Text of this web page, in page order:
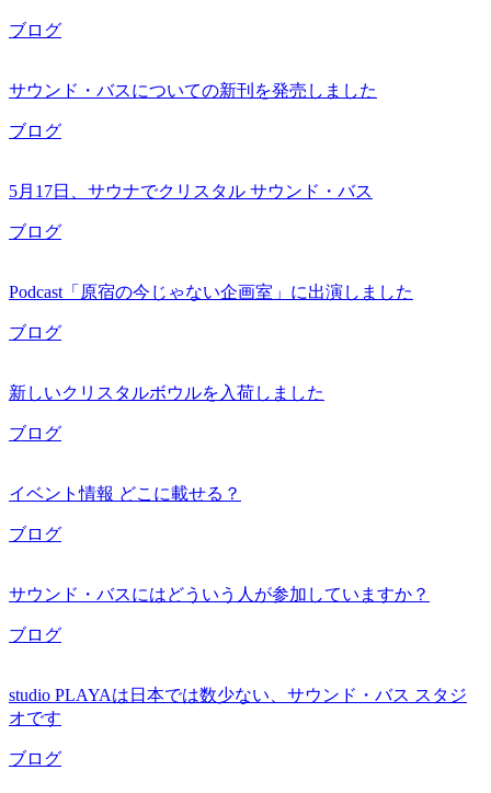
ブログ
サウンド・バスについての新刊を発売しました
ブログ
5月17日、サウナでクリスタル サウンド・バス
ブログ
Podcast「原宿の今じゃない企画室」に出演しました
ブログ
新しいクリスタルボウルを入荷しました
ブログ
イベント情報 どこに載せる？
ブログ
サウンド・バスにはどういう人が参加していますか？
ブログ
studio PLAYAは日本では数少ない、サウンド・バス スタジ
オです
ブログ